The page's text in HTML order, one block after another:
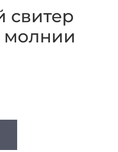
свитер
молнии